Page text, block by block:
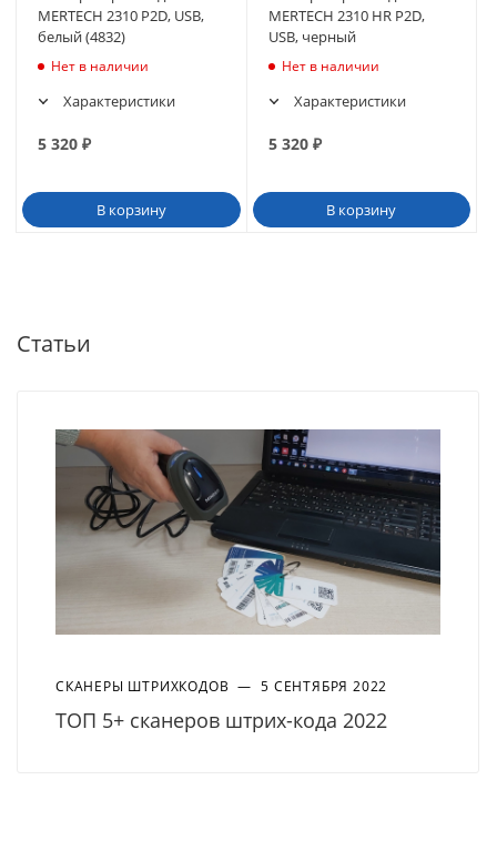
MERTECH 2310 P2D, USB,
белый (4832)
Нет в наличии
Характеристики
5 320 ₽
В корзину
MERTECH 2310 HR P2D,
USB, черный
Нет в наличии
Характеристики
5 320₽
В корзину
Статьи
СКАНЕРЫ ШТРИХКОДОВ — 5 СЕНТЯБРЯ 2022
ТОП 5+ сканеров штрих-кода 2022